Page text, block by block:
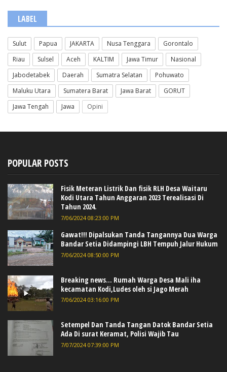
LABEL
Sulut Papua JAKARTA Nusa Tenggara
Gorontalo
Riau
Sulsel Aceh KALTIM Jawa Timur
Nasional
Jabodetabek
Daerah Sumatra Selatan
Pohuwato
Maluku Utara
Sumatera Barat Jawa Barat
GORUT
Jawa Tengah
Jawa Opini
POPULAR POSTS
Fisik Meteran Listrik Dan fisik RLH Desa Waitaru
Kodi Utara Tahun Anggaran 2023 Terealisasi Di
Tahun 2024.
7/06/2024 08:23:00 PM
Gawat!!! Dipalsukan Tanda Tangannya Dua Warga
Bandar Setia Didampingi LBH Tempuh Jalur Hukum
7/06/2024 08:50:00 PM
Breaking news... Rumah Warga Desa Mali iha
kecamatan Kodi,Ludes oleh si Jago Merah
7/06/2024 03:16:00 PM
Setempel Dan Tanda Tangan Datok Bandar Setia
Ada Di surat Keramat, Polisi Wajib Tau
7/07/2024 07:39:00 PM